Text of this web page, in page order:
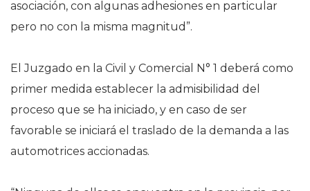
asociación, con algunas adhesiones en particular
pero no con la misma magnitud”.
El Juzgado en la Civil y Comercial N° 1 deberá como
primer medida establecer la admisibilidad del
proceso que se ha iniciado, y en caso de ser
favorable se iniciará el traslado de la demanda a las
automotrices accionadas.